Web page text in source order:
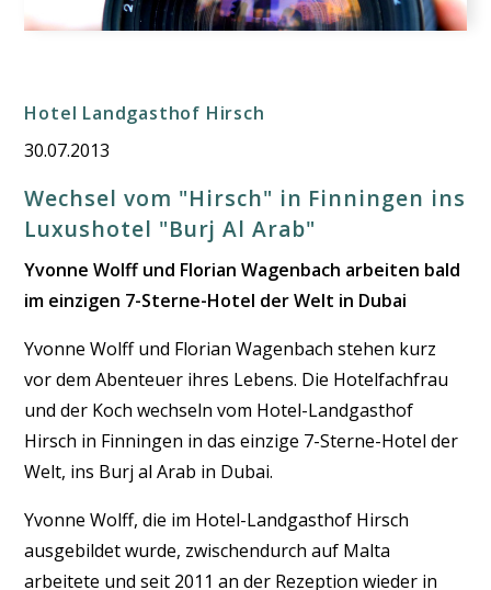
Hotel Landgasthof Hirsch
30.07.2013
Wechsel vom "Hirsch" in Finningen ins
Luxushotel "Burj Al Arab"
Yvonne Wolff und Florian Wagenbach arbeiten bald
im einzigen 7-Sterne-Hotel der Welt in Dubai
Yvonne Wolff und Florian Wagenbach stehen kurz
vor dem Abenteuer ihres Lebens. Die Hotelfachfrau
und der Koch wechseln vom Hotel-Landgasthof
Hirsch in Finningen in das einzige 7-Sterne-Hotel der
Welt, ins Burj al Arab in Dubai.
Yvonne Wolff, die im Hotel-Landgasthof Hirsch
ausgebildet wurde, zwischendurch auf Malta
arbeitete und seit 2011 an der Rezeption wieder in